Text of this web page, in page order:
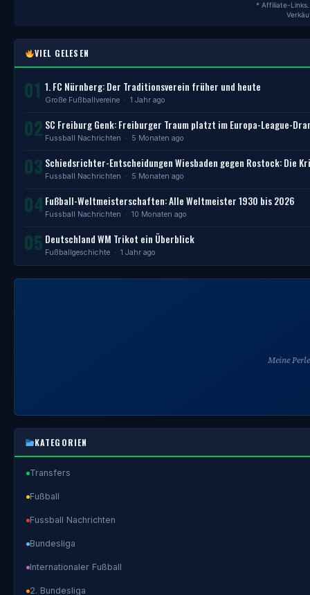
* Affiliate-
VIEL GELESEN
01 1. FC Nürnberg: Der Traditionsverein früher und heute
Große Fußballvereine · 1 Jahr ago
02 SC Freiburg Genk: Freiburger Traum platzt im Europa-League-
Fussball Nachrichten · 5 Monaten ago
03 Schiedsrichter-Entscheidungen Wiesbaden gegen Rostock: Die
Fussball Nachrichten · 5 Monaten ago
04 Fußball-Weltmeisterschaften: Alle Weltmeister 1930 bis 2026
Fussball Nachrichten · 10 Monaten ago
05 Deutschland WM Trikot ein Überblick
Fußballgeschichte · 1 Jahr ago
Meine
KATEGORIEN
Transfers
Fußball
Fussball Nachrichten
Bundesliga
Internationaler Fußball
2. Bundesliga